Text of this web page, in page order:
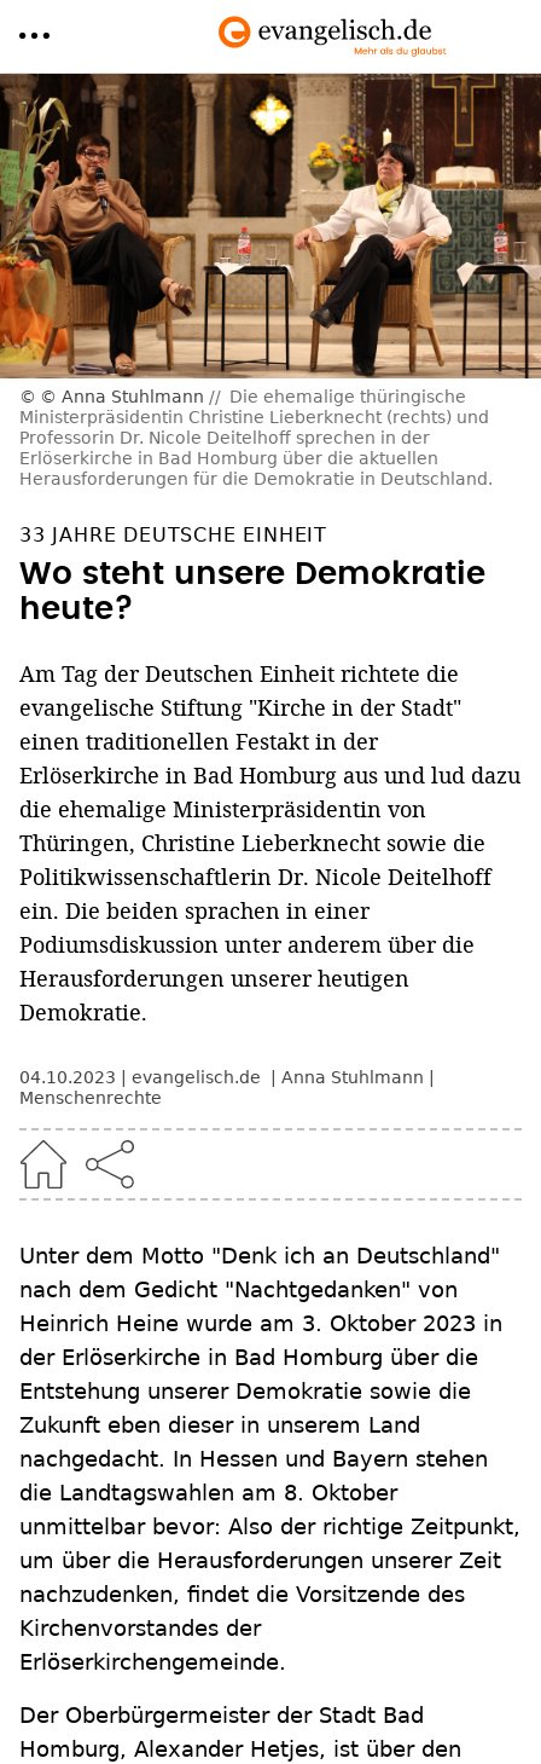
Direkt
zum
Inhalt
© Anna Stuhlmann
Die ehemalige thüringische
Ministerpräsidentin Christine Lieberknecht (rechts) und
Professorin Dr. Nicole Deitelhoff sprechen in der
Erlöserkirche in Bad Homburg über die aktuellen
Herausforderungen für die Demokratie in Deutschland.
33 JAHRE DEUTSCHE EINHEIT
Wo steht unsere Demokratie
heute?
Am Tag der Deutschen Einheit richtete die
evangelische Stiftung "Kirche in der Stadt"
einen traditionellen Festakt in der
Erlöserkirche in Bad Homburg aus und lud dazu
die ehemalige Ministerpräsidentin von
Thüringen, Christine Lieberknecht sowie die
Politikwissenschaftlerin Dr. Nicole Deitelhoff
ein. Die beiden sprachen in einer
Podiumsdiskussion unter anderem über die
Herausforderungen unserer heutigen
Demokratie.
04.10.2023 evangelisch.de
Anna Stuhlmann
Menschenrechte
Unter dem Motto "Denk ich an Deutschland"
nach dem Gedicht "Nachtgedanken" von
Heinrich Heine wurde am 3. Oktober 2023 in
der Erlöserkirche in Bad Homburg über die
Entstehung unserer Demokratie sowie die
Zukunft eben dieser in unserem Land
nachgedacht. In Hessen und Bayern stehen
die Landtagswahlen am 8. Oktober
unmittelbar bevor: Also der richtige Zeitpunkt,
um über die Herausforderungen unserer Zeit
nachzudenken, findet die Vorsitzende des
Kirchenvorstandes der
Erlöserkirchengemeinde.
Der Oberbürgermeister der Stadt Bad
Homburg, Alexander Hetjes, ist über den